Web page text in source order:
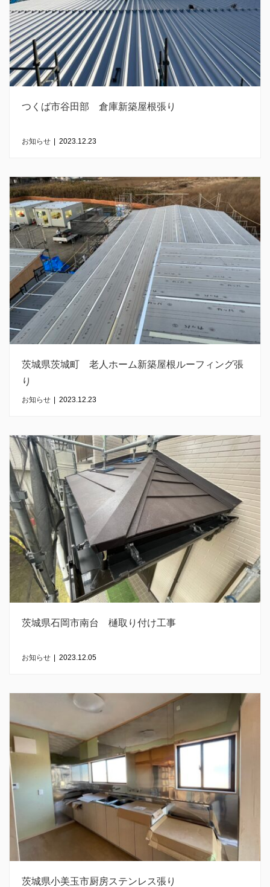
つくば市谷田部 倉庫新築屋根張り
お知らせ 2023.12.23
茨城県茨城町 老人ホーム新築屋根ルーフィング張
り
お知らせ | 2023.12.23
茨城県石岡市南台 樋取り付け工事
お知らせ 2023.12.05
茨城県小美玉市厨房ステンレス張り